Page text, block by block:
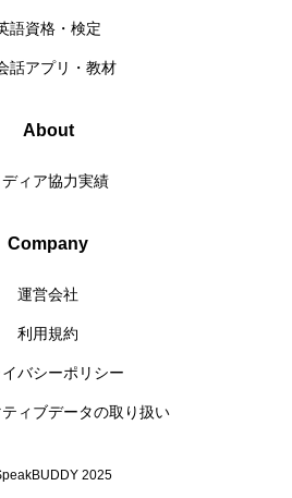
語資格・検定
話アプリ・教材
About
ディア協力実績
Company
運営会社
利用規約
バシーポリシー
ィブデータの取り扱い
2025